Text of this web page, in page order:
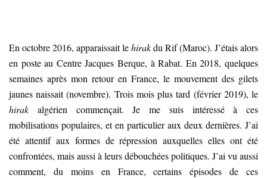
En octobre 2016, apparaissait lehirakdu Rif (Maroc). J’étais alors
en poste au Centre Jacques Berque, à Rabat. En 2018, quelques
semaines après mon retour en France, le mouvement des gilets
jaunes naissait (novembre). Trois mois plus tard (février 2019), le
hirak algérien commençait. Je me suis intéressé à ces
mobilisations populaires, et en particulier aux deux dernières. J’ai
été attentif aux formes de répression auxquelles elles ont été
confrontées, mais aussi à leurs débouchées politiques. J’ai vu aussi
comment, du moins en France, certains épisodes de ces